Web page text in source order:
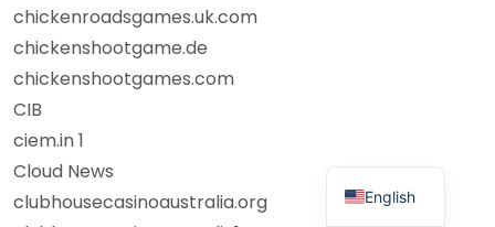
chickenroadsgames.uk.com
chickenshootgame.de
chickenshootgames.com
CIB
ciem.in 1
Cloud News
clubhousecasinoaustralia.org
English